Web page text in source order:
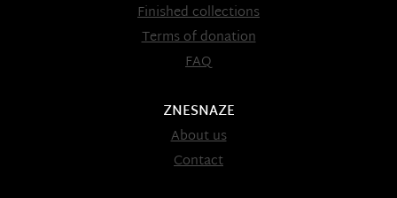
Finished collections
Terms of donation
FAQ
ZNESNAZE
About us
Contact